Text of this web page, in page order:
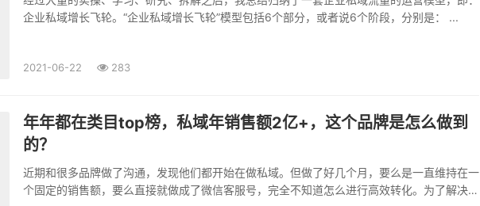
企业私域增长飞轮。“企业私域增长飞轮”模型包括6个部分，或者说6个阶段，分别是： ...
2021-06-22 283
年年都在类目top榜，私域年销售额2亿+，这个品牌是怎么做到
的？
近期和很多品牌做了沟通，发现他们都开始在做私域。但做了好几个月，要么是一直维持在一
个固定的销售额，要么直接就做成了微信客服号，完全不知道怎么进行高效转化。为了解决大